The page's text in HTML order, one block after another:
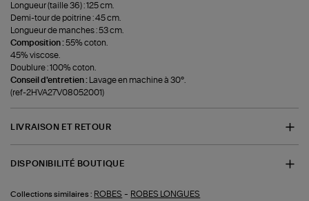
Longueur (taille 36) : 125 cm.
Demi-tour de poitrine : 45 cm.
Longueur de manches : 53 cm.
Composition :55% coton.
45% viscose.
Doublure : 100% coton.
Conseil d'entretien :
Lavage en machine à 30°.
(ref-2HVA27V08052001)
LIVRAISON ET RETOUR
DISPONIBILITÉ BOUTIQUE
Collections similaires : ROBES - ROBES LONGUES